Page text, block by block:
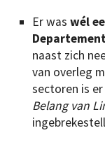
Er was wél
naast zich
van overleg
sectoren is
Belang van